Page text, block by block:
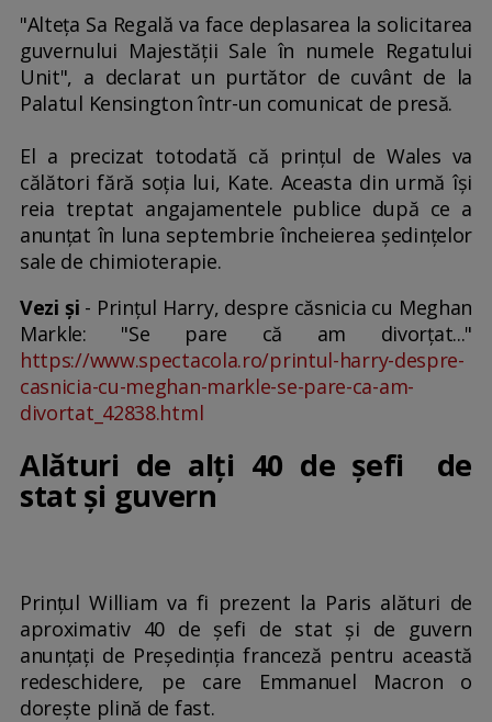
"Alteţa Sa Regală va face deplasarea la solicitarea
guvernului Majestăţii Sale în numele Regatului
Unit", a declarat un purtător de cuvânt de la
Palatul Kensington într-un comunicat de presă.
El a precizat totodată că prinţul de Wales va
călători fără soţia lui, Kate. Aceasta din urmă îşi
reia treptat angajamentele publice după ce a
anunţat în luna septembrie încheierea şedinţelor
sale de chimioterapie.
Vezi și - Prințul Harry, despre căsnicia cu Meghan
Markle: "Se pare că am divorțat..."
https://www.spectacola.ro/printul-harry-despre-
casnicia-cu-meghan-markle-se-pare-ca-am-
divortat_42838.html
Alături de alți 40 de șefi de
stat și guvern
Prinţul William va fi prezent la Paris alături de
aproximativ 40 de şefi de stat şi de guvern
anunţaţi de Preşedinţia franceză pentru această
redeschidere, pe care Emmanuel Macron o
doreşte plină de fast.